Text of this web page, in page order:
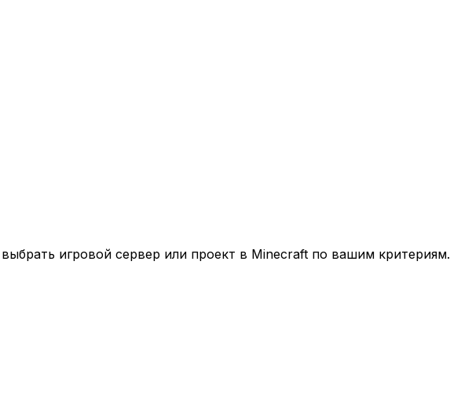
игровой сервер или проект в Minecraft по вашим критериям.